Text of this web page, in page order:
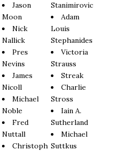
Jason
Moon
Nick
Nallick
Pres
Nevins
James
Nicoll
Michael
Noble
Fred
Nuttall
Christoph
Stanimirovic
Adam
Louis
Stephanides
Victoria
Strauss
Streak
Charlie
Stross
Iain A.
Sutherland
Michael
Suttkus